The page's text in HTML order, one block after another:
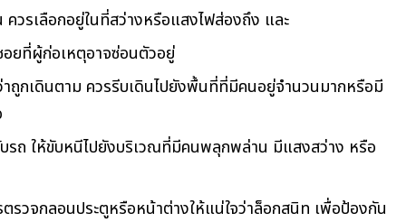
วรเลือกอยู่ในที่สว่างหรือแสงไฟส่องถึง และ
อยที่ผู้ก่อเหตุอาจซ่อนตัวอยู่
าถูกเดินตาม ควรรีบเดินไปยังพื้นที่ที่มีคนอยู่จำนวนมากหรือมี
รถ ให้ขับหนีไปยังบริเวณที่มีคนพลุกพล่าน มีแสงสว่าง หรือ
รวจกลอนประตูหรือหน้าต่างให้แน่ใจว่าล็อกสนิท เพื่อป้องกัน